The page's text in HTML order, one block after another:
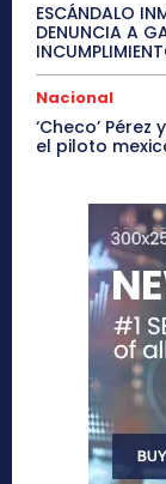
ESCÁNDALO
DENUNCIA A
Nacional
‘Checo’
el piloto